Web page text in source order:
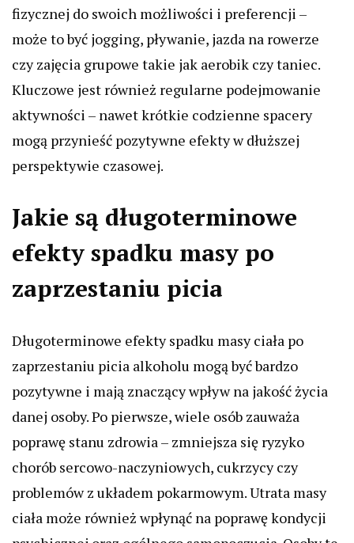
fizycznej do swoich możliwości i preferencji –
może to być jogging, pływanie, jazda na rowerze
czy zajęcia grupowe takie jak aerobik czy taniec.
Kluczowe jest również regularne podejmowanie
aktywności – nawet krótkie codzienne spacery
mogą przynieść pozytywne efekty w dłuższej
perspektywie czasowej.
Jakie są długoterminowe
efekty spadku masy po
zaprzestaniu picia
Długoterminowe efekty spadku masy ciała po
zaprzestaniu picia alkoholu mogą być bardzo
pozytywne i mają znaczący wpływ na jakość życia
danej osoby. Po pierwsze, wiele osób zauważa
poprawę stanu zdrowia – zmniejsza się ryzyko
chorób sercowo-naczyniowych, cukrzycy czy
problemów z układem pokarmowym. Utrata masy
ciała może również wpłynąć na poprawę kondycji